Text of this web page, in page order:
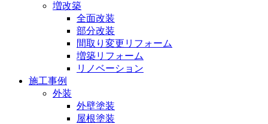
増改築
全面改装
部分改装
間取り変更リフォーム
増築リフォーム
リノベーション
施工事例
外装
外壁塗装
屋根塗装